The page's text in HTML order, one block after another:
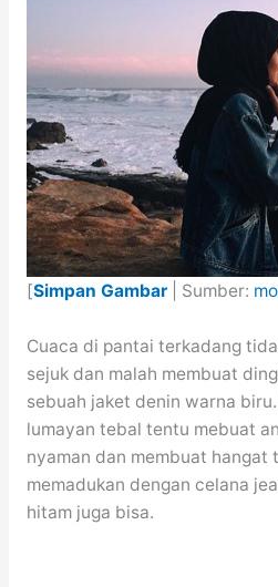
[Simpan Gambar| Sumber:
Cuaca di pantai terkadang
sejuk dan malah membuat
sebuah jaket denin warna
lumayan tebal tentu mebuat
nyaman dan membuat hangat
memadukan dengan celana
hitam juga bisa.